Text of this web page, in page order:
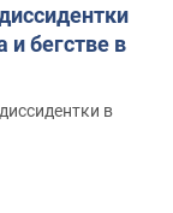
и бегстве в
в